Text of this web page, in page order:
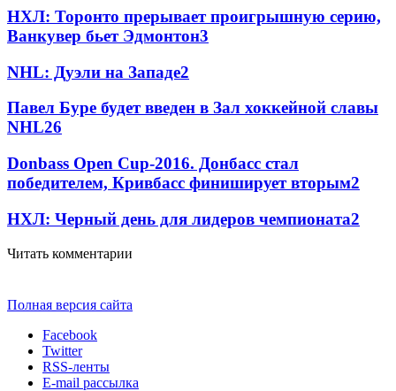
НХЛ: Торонто прерывает проигрышную серию,
Ванкувер бьет Эдмонтон3
NHL: Дуэли на Западе2
Павел Буре будет введен в Зал хоккейной славы
NHL26
Donbass Open Cup-2016. Донбасс стал
победителем, Кривбасс финиширует вторым2
НХЛ: Черный день для лидеров чемпионата2
Читать комментарии
Полная версия сайта
Facebook
Twitter
RSS-ленты
E-mail рассылка